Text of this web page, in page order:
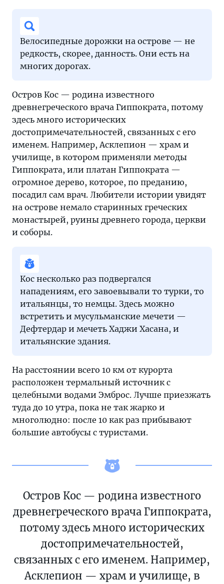
Велосипедные дорожки на острове — не
редкость, скорее, данность. Они есть на
многих дорогах.
Остров Кос — родина известного
древнегреческого врача Гиппократа, потому
здесь много исторических
достопримечательностей, связанных с его
именем. Например, Асклепион — храм и
училище, в котором применяли методы
Гиппократа, или платан Гиппократа —
огромное дерево, которое, по преданию,
посадил сам врач. Любители истории увидят
на острове немало старинных греческих
монастырей, руины древнего города, церкви
и соборы.
Кос несколько раз подвергался
нападениям, его завоевывали то турки, то
итальянцы, то немцы. Здесь можно
встретить и мусульманские мечети —
Дефтердар и мечеть Хаджи Хасана, и
итальянские здания.
На расстоянии всего 10 км от курорта
расположен термальный источник с
целебными водами Эмброс. Лучше приезжать
туда до 10 утра, пока не так жарко и
многолюдно: после 10 как раз прибывают
большие автобусы с туристами.
Остров Кос — родина известного
древнегреческого врача Гиппократа,
потому здесь много исторических
достопримечательностей,
связанных с его именем. Например,
Асклепион — храм и училище, в